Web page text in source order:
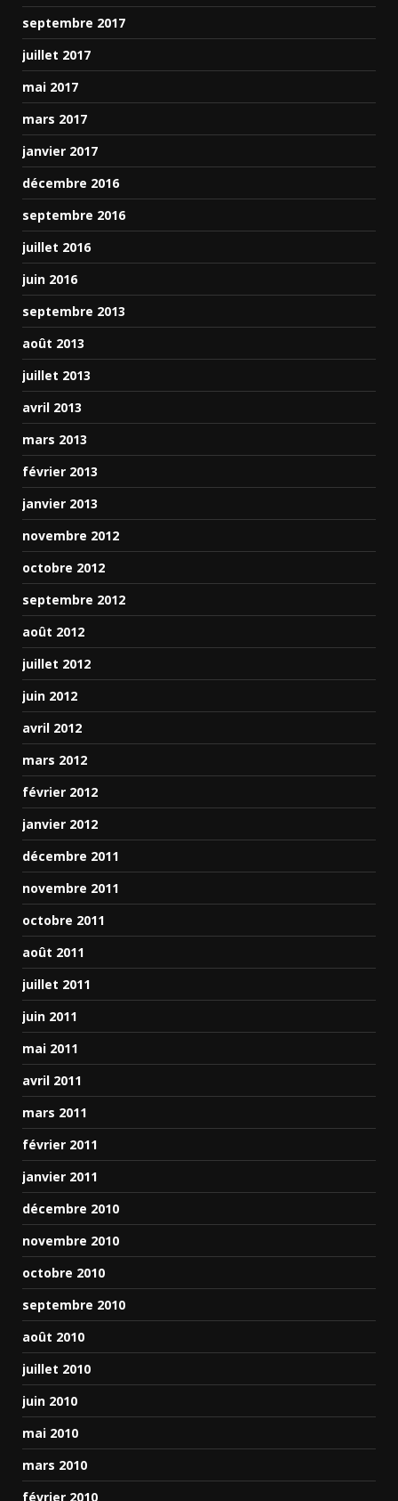
septembre 2017
juillet 2017
mai 2017
mars 2017
janvier 2017
décembre 2016
septembre 2016
juillet 2016
juin 2016
septembre 2013
août 2013
juillet 2013
avril 2013
mars 2013
février 2013
janvier 2013
novembre 2012
octobre 2012
septembre 2012
août 2012
juillet 2012
juin 2012
avril 2012
mars 2012
février 2012
janvier 2012
décembre 2011
novembre 2011
octobre 2011
août 2011
juillet 2011
juin 2011
mai 2011
avril 2011
mars 2011
février 2011
janvier 2011
décembre 2010
novembre 2010
octobre 2010
septembre 2010
août 2010
juillet 2010
juin 2010
mai 2010
mars 2010
février 2010